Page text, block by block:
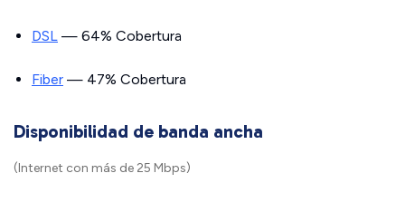
DSL — 64% Cobertura
Fiber — 47% Cobertura
Disponibilidad de banda ancha
(Internet con más de 25 Mbps)